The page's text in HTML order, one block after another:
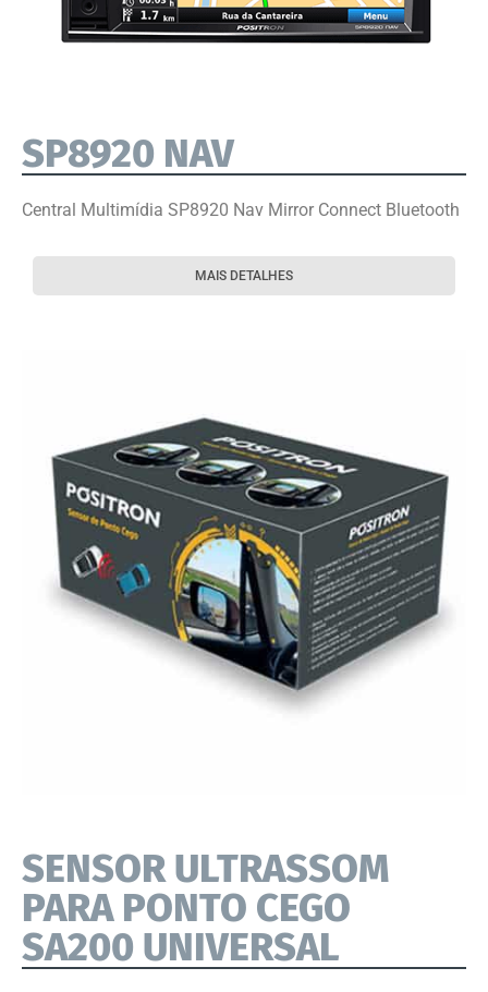
SP8920 NAV
Central Multimídia SP8920 Nav Mirror Connect Bluetooth
MAIS DETALHES
SENSOR ULTRASSOM
PARA PONTO CEGO
SA200 UNIVERSAL